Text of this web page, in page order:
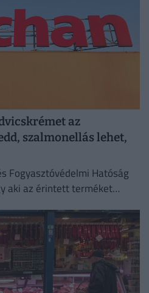
az
szalmonellás lehet,
Fogyasztóvédelmi Hatóság
aki az érintett terméket